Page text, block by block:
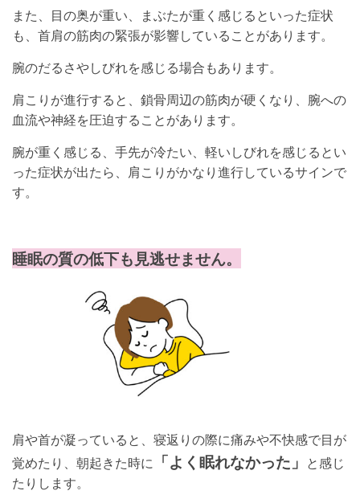
また、目の奥が重い、まぶたが重く感じるといった症状
も、首肩の筋肉の緊張が影響していることがあります。
腕のだるさやしびれを感じる場合もあります。
肩こりが進行すると、鎖骨周辺の筋肉が硬くなり、腕への
血流や神経を圧迫することがあります。
腕が重く感じる、手先が冷たい、軽いしびれを感じるとい
った症状が出たら、肩こりがかなり進行しているサインで
す。
睡眠の質の低下も見逃せません。
肩や首が凝っていると、寝返りの際に痛みや不快感で目が
覚めたり、朝起きた時に 「よく眠れなかった」 と感じ
たりします。